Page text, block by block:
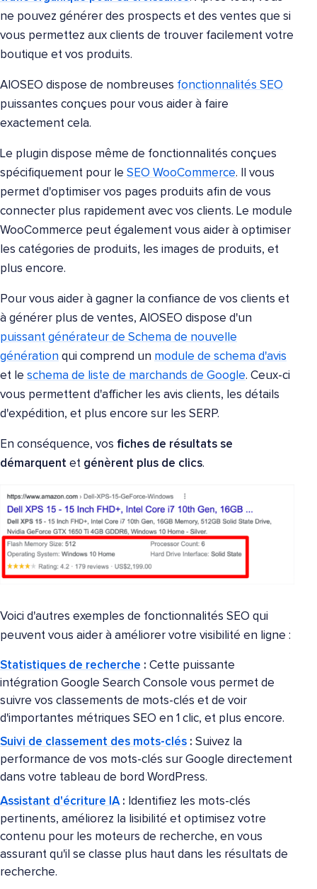
ne pouvez générer des prospects et des ventes que si
vous permettez aux clients de trouver facilement votre
boutique et vos produits.
AIOSEO dispose de nombreuses fonctionnalités SEO
puissantes conçues pour vous aider à faire
exactement cela.
Le plugin dispose même de fonctionnalités conçues
spécifiquement pour le SEO WooCommerce. Il vous
permet d'optimiser vos pages produits afin de vous
connecter plus rapidement avec vos clients. Le module
WooCommerce peut également vous aider à optimiser
les catégories de produits, les images de produits, et
plus encore.
Pour vous aider à gagner la confiance de vos clients et
à générer plus de ventes, AIOSEO dispose d'un
puissant générateur de Schema de nouvelle
génération qui comprend un module de schema d'avis
et le schema de liste de marchands de Google. Ceux-ci
vous permettent d'afficher les avis clients, les détails
d'expédition, et plus encore sur les SERP.
En conséquence, vos fiches de résultats se
démarquent et génèrent plus de clics.
Voici d'autres exemples de fonctionnalités SEO qui
peuvent vous aider à améliorer votre visibilité en ligne :
Statistiques de recherche : Cette puissante
intégration Google Search Console vous permet de
suivre vos classements de mots-clés et de voir
d'importantes métriques SEO en 1 clic, et plus encore.
Suivi de classement des mots-clés : Suivez la
performance de vos mots-clés sur Google directement
dans votre tableau de bord WordPress.
Assistant d'écriture IA: Identifiez les mots-clés
pertinents, améliorez la lisibilité et optimisez votre
contenu pour les moteurs de recherche, en vous
assurant qu'il se classe plus haut dans les résultats de
recherche.